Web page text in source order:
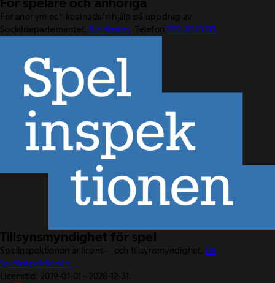
För anonym och kostnadsfri hjälp på uppdrag av
Socialdepartementet. Stödlinjen. Telefon020-81 91 00.
Tillsynsmyndighet för spel
Spelinspektionen är licens- och tillsynsmyndighet.Till
Spelinspektionen.
Licenstid: 2019-01-01 - 2028-12-31.